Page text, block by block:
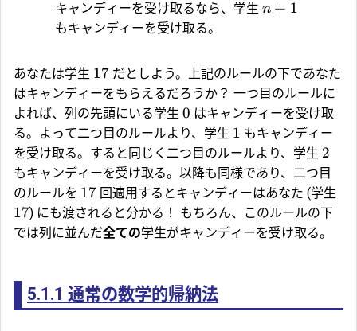
キャンディーを受け取るなら、学生 n + 1
もキャンディーを受け取る。
あなたは学生 17 だとしよう。上記のルールの下であなた
はキャンディーをもらえるだろうか？ 一つ目のルールに
よれば、列の先頭にいる学生 0 はキャンディーを受け取
る。よって二つ目のルールより、学生 1 もキャンディー
を受け取る。すると同じく二つ目のルールより、学生 2
もキャンディーを受け取る。以降も同様であり、二つ目
のルールを 17 回適用するとキャンディーはあなた (学生
17) にも渡されると分かる！ もちろん、このルールの下
では列に並んだ全ての学生がキャンディーを受け取る。
5.1.1 通常の数学的帰納法